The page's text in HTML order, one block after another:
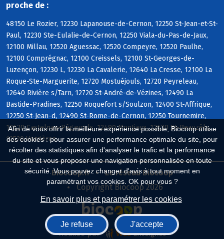
Afin de vous offrir la meilleure expérience possible, Biocoop utilise
des cookies : pour assurer une performance optimale du site, pour
récolter des statistiques afin d'analyser le trafic et la performance
du site et vous proposer une navigation personnalisée en toute
sécurité. Vous pouvez changer d'avis à tout moment en
paramétrant vos cookies. OK pour vous ?
En savoir plus et paramétrer les cookies
Je refuse J'accepte
proche de :
48150 Le Rozier, 12230 Lapanouse-de-Cernon, 12250 St-Jean-et-St-
Paul, 12230 Ste-Eulalie-de-Cernon, 12250 Viala-du-Pas-de-Jaux,
12100 Millau, 12520 Aguessac, 12520 Compeyre, 12520 Paulhe,
12100 Comprégnac, 12100 Creissels, 12100 St-Georges-de-
Luzençon, 12230 L, 12230 La Cavalerie, 12640 La Cresse, 12100 La
Roque-Ste-Marguerite, 12720 Mostuéjouls, 12720 Peyreleau,
12640 Rivière s/Tarn, 12720 St-André-de-Vézines, 12490 La
Bastide-Pradines, 12250 Roquefort s/Soulzon, 12400 St-Affrique,
12250 St-Jean-d, 12490 St-Rome-de-Cernon, 12250 Tournemire,
12620 Castelnau-Pégayrols, 12490 Montjaux, 12620 St-Beauzély,
12520 Verrières
Biocoop.fr
Le réseau Biocoop
Copyright Biocoop 2026
Réalisé par